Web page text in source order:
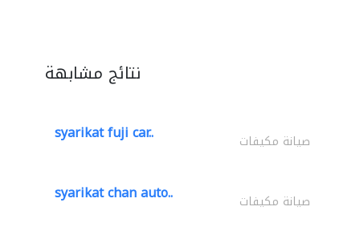
نتائج مشابهة
syarikat fuji car.. صيانة مكيفات
syarikat chan auto.. صيانة مكيفات